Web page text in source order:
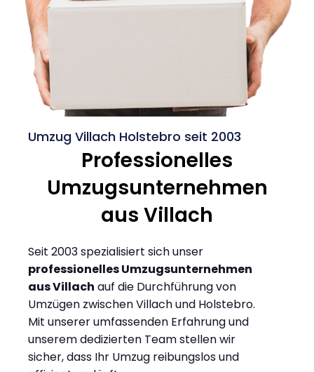
Umzug Villach Holstebro seit 2003
Professionelles
Umzugsunternehmen
aus Villach
Seit 2003 spezialisiert sich unser
professionelles Umzugsunternehmen
aus Villach auf die Durchführung von
Umzügen zwischen Villach und Holstebro.
Mit unserer umfassenden Erfahrung und
unserem dedizierten Team stellen wir
sicher, dass Ihr Umzug reibungslos und